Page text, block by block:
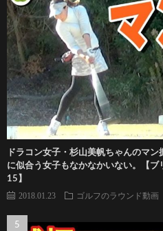
ドラコン女子・杉山美帆ちゃんのマ
に似合う女子もなかなかいない。【
15】
2018.01.23 ゴルフのラウンド動画